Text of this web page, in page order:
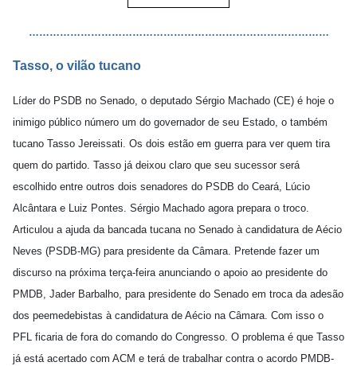
……………………………………………………………………………
Tasso, o vilão tucano
Líder do PSDB no Senado, o deputado Sérgio Machado (CE) é hoje o
inimigo público número um do governador de seu Estado, o também
tucano Tasso Jereissati. Os dois estão em guerra para ver quem tira
quem do partido. Tasso já deixou claro que seu sucessor será
escolhido entre outros dois senadores do PSDB do Ceará, Lúcio
Alcântara e Luiz Pontes. Sérgio Machado agora prepara o troco.
Articulou a ajuda da bancada tucana no Senado à candidatura de Aécio
Neves (PSDB-MG) para presidente da Câmara. Pretende fazer um
discurso na próxima terça-feira anunciando o apoio ao presidente do
PMDB, Jader Barbalho, para presidente do Senado em troca da adesão
dos peemedebistas à candidatura de Aécio na Câmara. Com isso o
PFL ficaria de fora do comando do Congresso. O problema é que Tasso
já está acertado com ACM e terá de trabalhar contra o acordo PMDB-